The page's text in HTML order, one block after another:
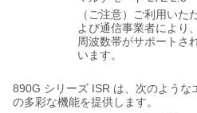
（ご注意）ご利用いた
よび通信事業者により
周波数帯がサポートさ
います。
890G シリーズ ISR は、次のような
の多彩な機能を提供します。